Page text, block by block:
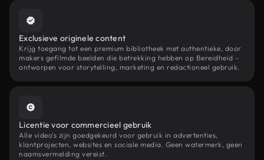
Exclusieve originele content
Krijg toegang tot een premium bibliotheek met authentieke, door
makers gefilmde beelden die betrekking hebben op Bereidheid –
ontworpen voor storytelling, marketing en redactioneel gebruik.
Licentie voor commercieel gebruik
Alle video's zijn goedgekeurd voor gebruik in advertenties,
klantprojecten, websites en sociale media. Geen watermerk, geen
naamsvermelding vereist.